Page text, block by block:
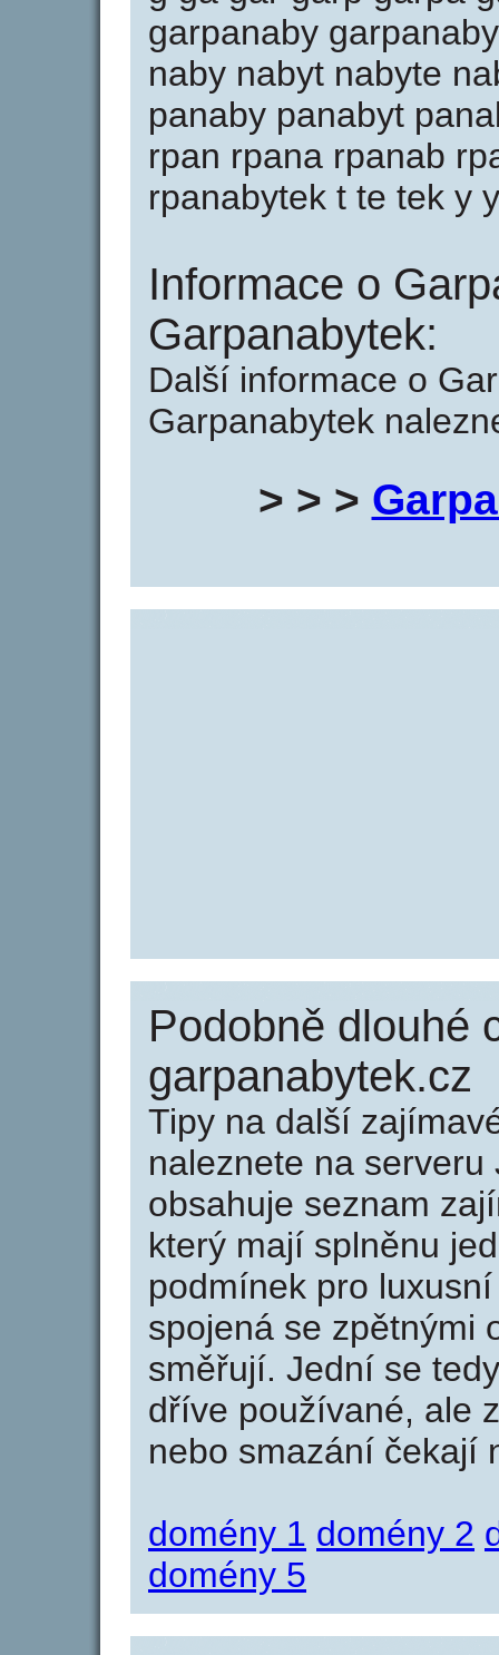
garpanaby
naby nabyt nabyte
panaby panabyt
rpan rpana rpanab
rpanabytek t te tek y
Informace o
Garpanabytek:
Další informace o
Garpanabytek
> > >
Podobně dlouhé
garpanabytek.cz
Tipy na další
naleznete na serveru
obsahuje seznam
který mají splněnu
podmínek pro
spojená se zpětnými
směřují. Jední se
dříve používané, ale
nebo smazání čekají
domény 1 domény 2
domény 5